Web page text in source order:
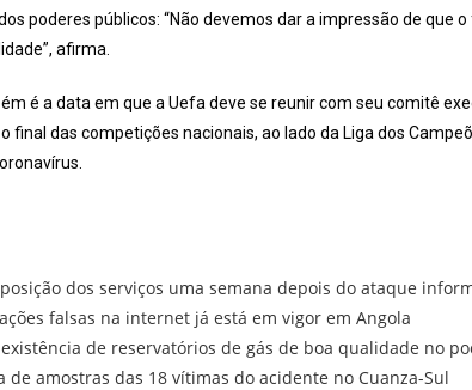
poderes públicos: “Não devemos dar a impressão de que
afirma.
é a data em que a Uefa deve se reunir com seu comitê
final das competições nacionais, ao lado da Liga dos
dos serviços uma semana depois do ataque
falsas na internet já está em vigor em Angola
de reservatórios de gás de boa qualidade no
de amostras das 18 vítimas do acidente no Cuanza-Sul